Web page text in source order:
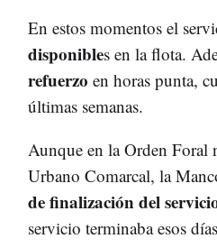
En estos momentos el
disponibles en la flota.
refuerzo en horas punta,
últimas semanas.
Aunque en la Orden Foral
Urbano Comarcal, la
de finalización del
servicio terminaba esos